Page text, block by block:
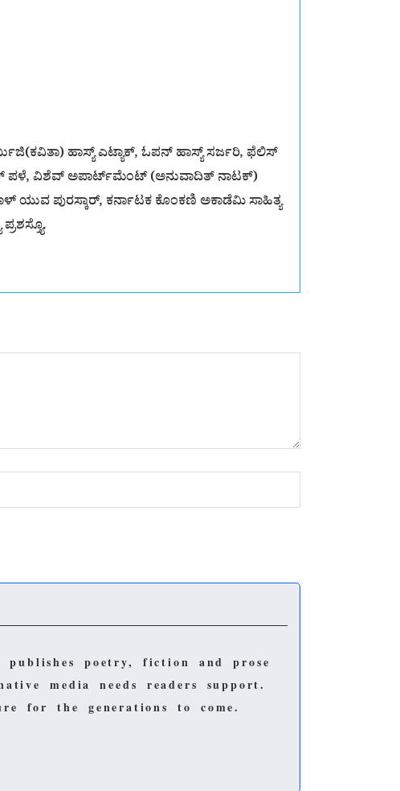
ಹಾಸ್ಯ್ ಎಟ್ಯಾಕ್, ಓಪನ್ ಹಾಸ್ಯ್ ಸರ್ಜರಿ, ಫೆಲಿಸ್
ಪಳೆ, ವಿಶೆವ್ ಅಪಾರ್ಟ್‌ಮೆಂಟ್ (ಅನುವಾದಿತ್ ನಾಟಕ್)
ಯುವ ಪುರಸ್ಕಾರ್, ಕರ್ನಾಟಕ ಕೊಂಕಣಿ ಅಕಾಡೆಮಿ ಸಾಹಿತ್ಯ
poetry, fiction and prose
media needs readers support.
for the generations to come.